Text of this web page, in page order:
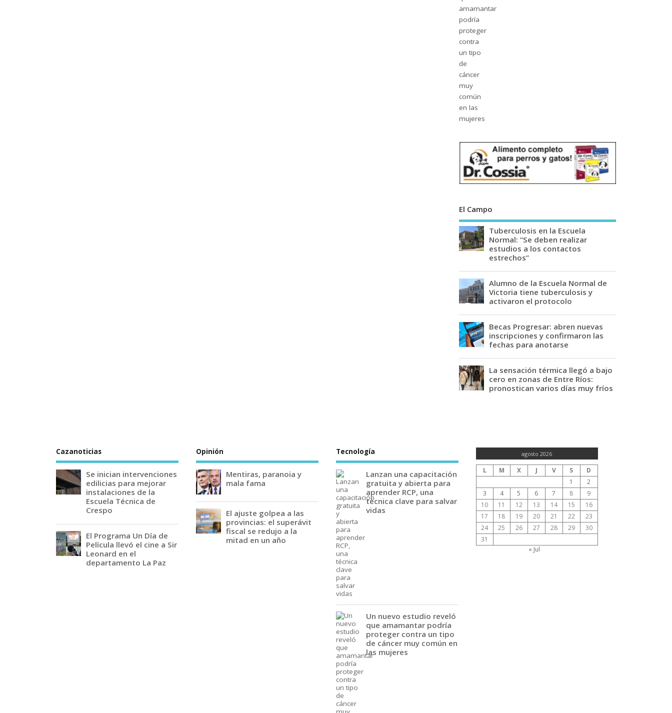
El Campo
Tuberculosis en la Escuela
Normal: “Se deben realizar
estudios a los contactos
estrechos”
Alumno de la Escuela Normal de
Victoria tiene tuberculosis y
activaron el protocolo
Becas Progresar: abren nuevas
inscripciones y confirmaron las
fechas para anotarse
La sensación térmica llegó a bajo
cero en zonas de Entre Ríos:
pronostican varios días muy fríos
Cazanoticias
Se inician intervenciones
edilicias para mejorar
instalaciones de la
Escuela Técnica de
Crespo
El Programa Un Día de
Película llevó el cine a Sir
Leonard en el
departamento La Paz
Opinión
Mentiras, paranoia y
mala fama
El ajuste golpea a las
provincias: el superávit
fiscal se redujo a la
mitad en un año
Tecnología
Lanzan una capacitación
gratuita y abierta para
aprender RCP, una
técnica clave para salvar
vidas
Un nuevo estudio reveló
que amamantar podría
proteger contra un tipo
de cáncer muy común en
las mujeres
agosto 2026
L M X J V S
D
1
2
3
4 5 6 7 8
9
10
11 12 13 14 15
16
17
18 19 20 21 22
23
24
25 26 27 28 29
30
31
« Jul